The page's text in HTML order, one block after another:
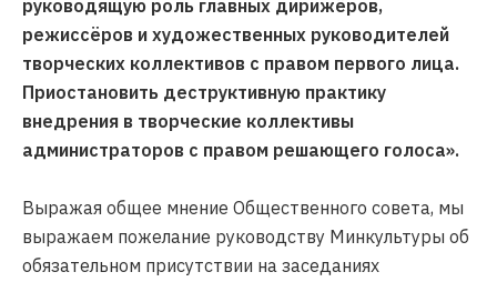
руководящую роль главных дирижёров,
режиссёров и художественных руководителей
творческих коллективов с правом первого лица.
Приостановить деструктивную практику
внедрения в творческие коллективы
администраторов с правом решающего голоса».
Выражая общее мнение Общественного совета, мы
выражаем пожелание руководству Минкультуры об
обязательном присутствии на заседаниях